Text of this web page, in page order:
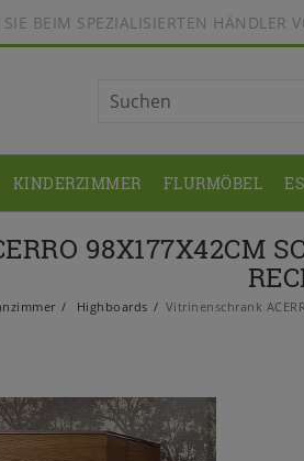
BEIM SPEZIALISIERTEN HÄNDLER
KINDERZIMMER FLURMÖBEL
98X177X42CM
Highboards Vitrinenschrank